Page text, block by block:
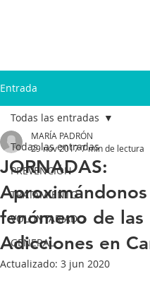
Entrada
Todas las entradas
PREVENCIÓN
TRATAMIENTO
VOLUNTARIADO
GENERAL
Todas las entradas
JORNADAS:
Aproximándonos
fenómeno de las
Adicciones en
MARÍA PADRÓN
29 nov 20177 min de lectura
Actualizado: 3 jun 2020